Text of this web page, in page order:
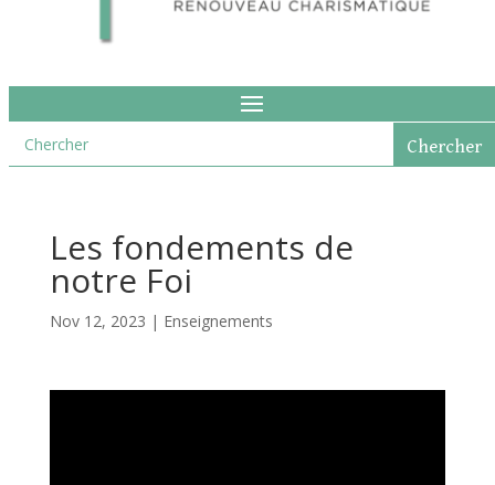
Les fondements de
notre Foi
Nov 12, 2023 | Enseignements